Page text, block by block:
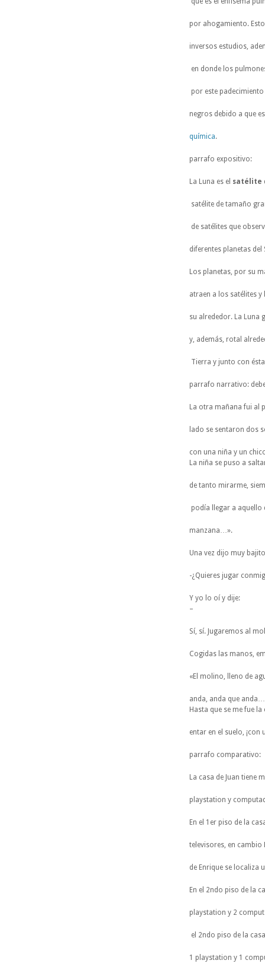
por ahogamiento.
inversos estudios,
en donde los
por este
negros debido a que
química.
parrafo expositivo:
La Luna es el satélite
satélite de tamaño
de satélites que
diferentes planetas del
Los planetas, por su
atraen a los satélites
su alrededor. La Luna
y, además, rotal
Tierra y junto con
parrafo narrativo:
La otra mañana fui al
lado se sentaron dos
con una niña y un
La niña se puso a
de tanto mirarme,
podía llegar a aquello
manzana…».
Una vez dijo muy
-¿Quieres jugar
Y yo lo oí y dije:
–
Sí, sí. Jugaremos al
Cogidas las manos,
«El molino, lleno de
anda, anda que
Hasta que se me fue
entar en el suelo,
parrafo comparativo:
La casa de Juan tiene
playstation y
En el 1er piso de la
televisores, en cambio
de Enrique se localiza
En el 2ndo piso de la
playstation y 2
el 2ndo piso de la
1 playstation y 1